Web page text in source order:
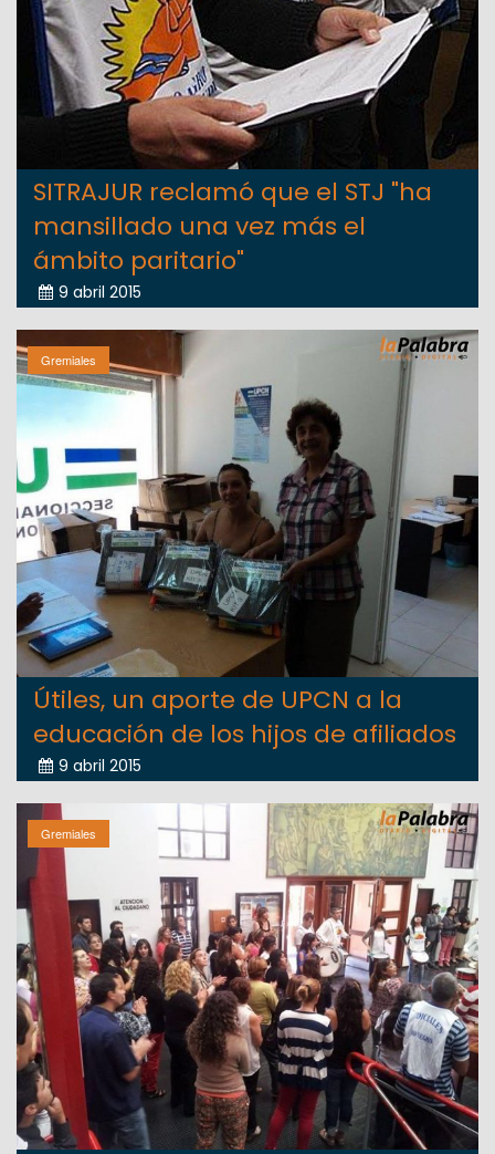
SITRAJUR reclamó que el STJ "ha
mansillado una vez más el
ámbito paritario"
9 abril 2015
Gremiales
Útiles, un aporte de UPCN a la
educación de los hijos de afiliados
9 abril 2015
Gremiales